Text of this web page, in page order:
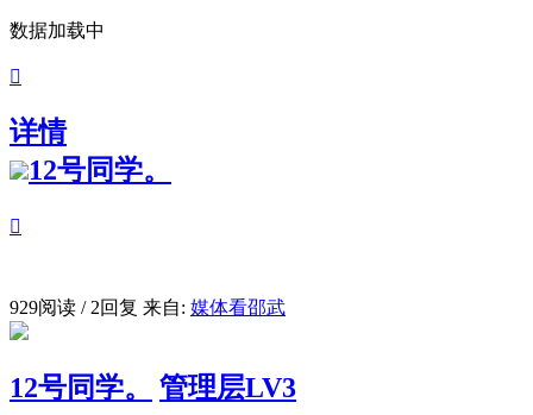
数据加载中

详情
12号同学。

929阅读 / 2回复 来自: 媒体看邵武
12号同学。 管理层LV3